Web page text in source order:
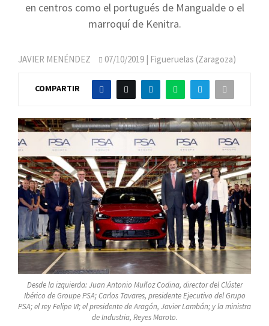
en centros como el portugués de Mangualde o el
marroquí de Kenitra.
JAVIER MENÉNDEZ 07/10/2019 | Figueruelas (Zaragoza)
COMPARTIR
Desde la izquierda: Juan Antonio Muñoz Codina, director del Clúster
Ibérico de Groupe PSA; Carlos Tavares, presidente Ejecutivo del Grupo
PSA; el rey Felipe VI; el presidente de Aragón, Javier Lambán; y la ministra
de Industria, Reyes Maroto.